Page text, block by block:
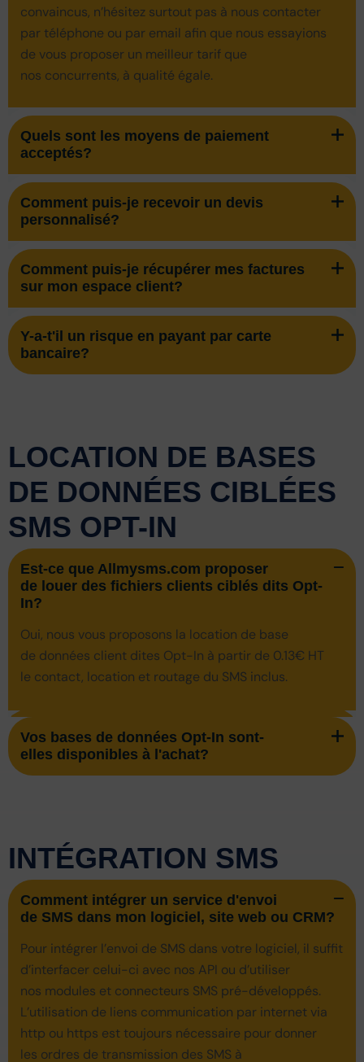
convaincus, n’hésitez surtout pas à nous contacter
par téléphone ou par email afin que nous essayions
de vous proposer un meilleur tarif que
nos concurrents, à qualité égale.
Quels sont les moyens de paiement
acceptés?
Comment puis-je recevoir un devis
personnalisé?
Comment puis-je récupérer mes factures
sur mon espace client?
Y-a-t'il un risque en payant par carte
bancaire?
LOCATION DE BASES
DE DONNÉES CIBLÉES
SMS OPT-IN
Est-ce que Allmysms.com proposer
de louer des fichiers clients ciblés dits Opt-
In?
Oui, nous vous proposons la location de base
de données client dites Opt-In à partir de 0.13€ HT
le contact, location et routage du SMS inclus.
Vos bases de données Opt-In sont-
elles disponibles à l'achat?
INTÉGRATION SMS
Comment intégrer un service d'envoi
de SMS dans mon logiciel, site web ou CRM?
Pour intégrer l’envoi de SMS dans votre logiciel, il suffit
d’interfacer celui-ci avec nos API ou d’utiliser
nos modules et connecteurs SMS pré-développés.
L’utilisation de liens communication par internet via
http ou https est toujours nécessaire pour donner
les ordres de transmission des SMS à